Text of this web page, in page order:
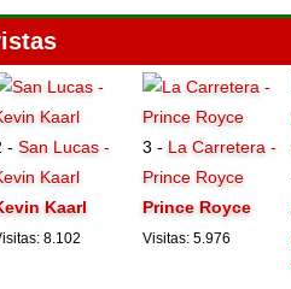
- San Lucas -
Kaarl
Kaarl
8.102
3 - La Carretera -
Prince Royce
Prince Royce
Visitas: 5.976